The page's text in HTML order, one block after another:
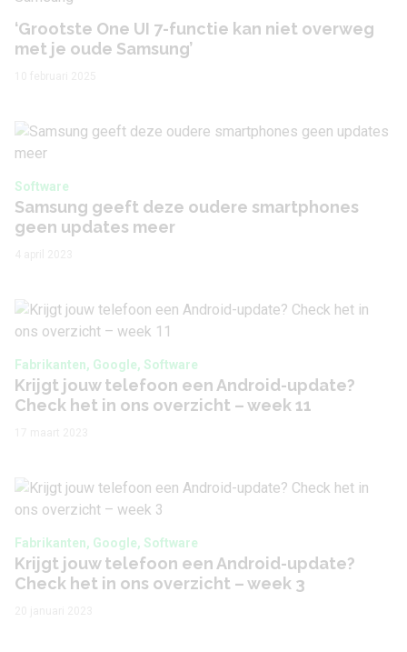
‘Grootste One UI 7-functie kan niet overweg
met je oude Samsung’
Software
Samsung geeft deze oudere smartphones
geen updates meer
Fabrikanten, Google, Software
Krijgt jouw telefoon een Android-update?
Check het in ons overzicht – week 11
Fabrikanten, Google, Software
Krijgt jouw telefoon een Android-update?
Check het in ons overzicht – week 3